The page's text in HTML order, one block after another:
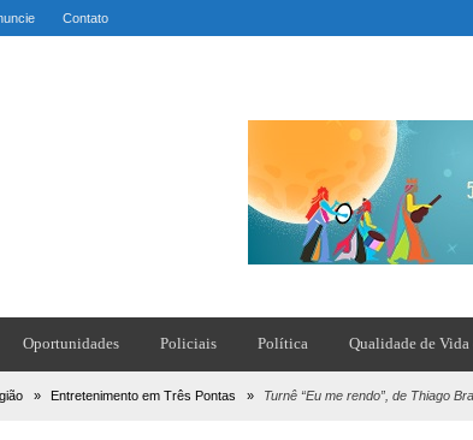
Contato
Oportunidades Policiais Política Qualidade de Vida
» Entretenimento em Três Pontas » Turnê “Eu me rendo”, de Thiago